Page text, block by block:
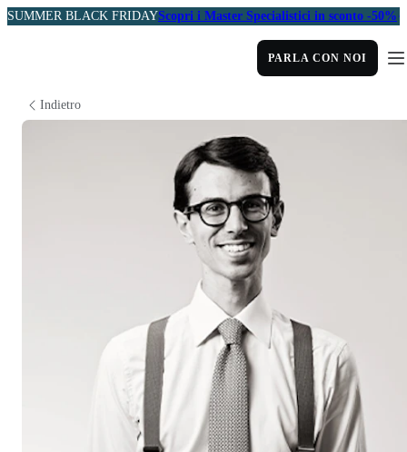
SUMMER BLACK FRIDAYScopri i Master Specialistici in sconto -50%
PARLA CON NOI
Indietro